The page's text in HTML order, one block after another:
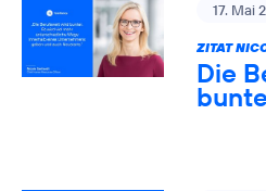
17. Mai
ZITAT
Die